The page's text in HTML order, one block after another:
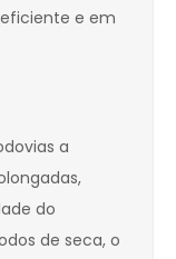
e em
a
do
de seca, o